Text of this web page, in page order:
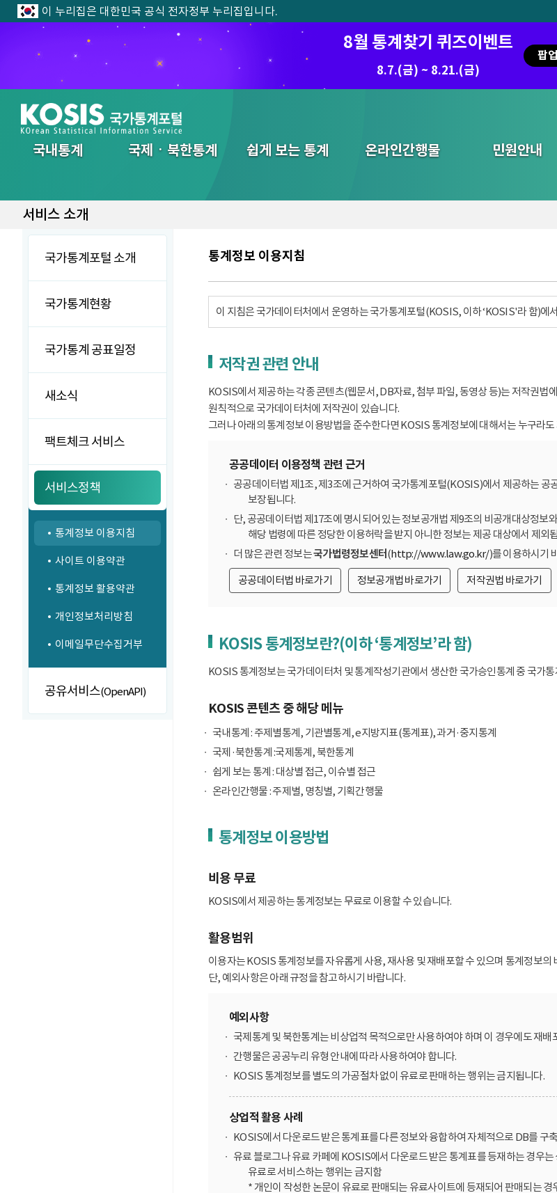
이 누리집은 대한민국 공식 전자정부 누리집입니다.
8월 통계찾기 퀴즈이벤트
8.7.(금) ~ 8.21.(금)
팝
국내통계 국제ㆍ북한통계 쉽게 보는 통계 온라인간행물 민원안내
통합검색
서비스 소개
국가통계포털 소개
국가통계현황
국가통계 공표일정
새소식
팩트체크 서비스
서비스정책
통계정보 이용지침
사이트 이용약관
통계정보 활용약관
개인정보처리방침
이메일무단수집거부
공유서비스(OpenAPI)
통계정보 이용지침
이 지침은 국가데이터처에서 운영하는 국가통계포털(KOSIS, 이하 ‘KOSIS'라 함)에
저작권 관련 안내
KOSIS에서 제공하는 각종 콘텐츠(웹문서, DB자료, 첨부 파일, 동영상 등)는 저작권법
원칙적으로 국가데이터처에 저작권이 있습니다.
그러나 아래의 통계정보 이용방법을 준수한다면 KOSIS 통계정보에 대해서는 누구라
공공데이터 이용정책 관련 근거
공공데이터법 제1조, 제3조에 근거하여 국가통계포털(KOSIS)에서 제공하는
보장됩니다.
단, 공공데이터법 제17조에 명시되어 있는 정보공개법 제9조의 비공개대상정보
해당 법령에 따른 정당한 이용허락을 받지 아니한 정보는 제공 대상에서 제외
더 많은 관련 정보는국가법령정보센터(http://www.law.go.kr/)를 이용하시기
공공데이터법 바로가기
정보공개법 바로가기 저작권법 바로가기
KOSIS 통계정보란?(이하 ‘통계정보’라 함)
KOSIS 통계정보는 국가데이터처 및 통계작성기관에서 생산한 국가승인통계 중 국
KOSIS 콘텐츠 중 해당 메뉴
국내통계 : 주제별통계, 기관별통계, e지방지표(통계표), 과거·중지통계
국제·북한통계 :국제통계, 북한통계
쉽게 보는 통계 : 대상별 접근, 이슈별 접근
온라인간행물 : 주제별, 명칭별, 기획간행물
통계정보 이용방법
비용 무료
KOSIS에서 제공하는 통계정보는 무료로 이용할 수 있습니다.
활용범위
이용자는 KOSIS 통계정보를 자유롭게 사용, 재사용 및 재배포할 수 있으며 통계정보의
단, 예외사항은 아래 규정을 참고하시기 바랍니다.
예외사항
국제통계 및 북한통계는 비상업적 목적으로만 사용하여야 하며 이 경우에도 재배
간행물은 공공누리 유형 안내에 따라 사용하여야 합니다.
KOSIS 통계정보를 별도의 가공절차 없이 유료로 판매하는 행위는 금지됩니다.
상업적 활용 사례
KOSIS에서 다운로드 받은 통계표를 다른 정보와 융합하여 자체적으로 DB를 구
유료 블로그나 유료 카페에 KOSIS에서 다운로드 받은 통계표를 등재하는 경우
유료로 서비스하는 행위는 금지함
* 개인이 작성한 논문이 유료로 판매되는 유료사이트에 등재되어 판매되는